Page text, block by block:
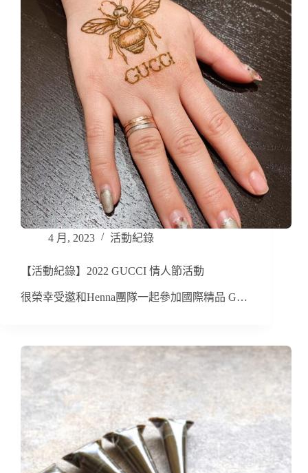
4 月, 2023 活動紀錄
【活動紀錄】2022 GUCCI 情人節活動
很榮幸受邀和Henna團隊一起參加國際精品 G…